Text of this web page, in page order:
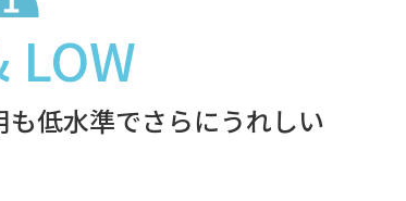
LOW
低水準でさらにうれしい